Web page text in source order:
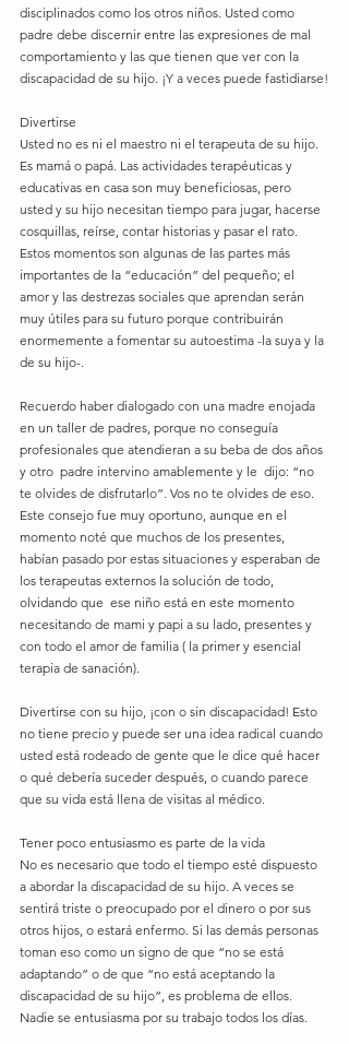
disciplinados como los otros niños. Usted como
padre debe discernir entre las expresiones de mal
comportamiento y las que tienen que ver con la
discapacidad de su hijo. ¡Y a veces puede fastidiarse!
Divertirse
Usted no es ni el maestro ni el terapeuta de su hijo.
Es mamá o papá. Las actividades terapéuticas y
educativas en casa son muy beneficiosas, pero
usted y su hijo necesitan tiempo para jugar, hacerse
cosquillas, reírse, contar historias y pasar el rato.
Estos momentos son algunas de las partes más
importantes de la “educación” del pequeño; el
amor y las destrezas sociales que aprendan serán
muy útiles para su futuro porque contribuirán
enormemente a fomentar su autoestima -la suya y la
de su hijo-.
Recuerdo haber dialogado con una madre enojada
en un taller de padres, porque no conseguía
profesionales que atendieran a su beba de dos años
y otro  padre intervino amablemente y le  dijo: “no
te olvides de disfrutarlo”. Vos no te olvides de eso.
Este consejo fue muy oportuno, aunque en el
momento noté que muchos de los presentes,
habían pasado por estas situaciones y esperaban de
los terapeutas externos la solución de todo,
olvidando que  ese niño está en este momento
necesitando de mami y papi a su lado, presentes y
con todo el amor de familia ( la primer y esencial
terapia de sanación).
Divertirse con su hijo, ¡con o sin discapacidad! Esto
no tiene precio y puede ser una idea radical cuando
usted está rodeado de gente que le dice qué hacer
o qué debería suceder después, o cuando parece
que su vida está llena de visitas al médico.
Tener poco entusiasmo es parte de la vida
No es necesario que todo el tiempo esté dispuesto
a abordar la discapacidad de su hijo. A veces se
sentirá triste o preocupado por el dinero o por sus
otros hijos, o estará enfermo. Si las demás personas
toman eso como un signo de que “no se está
adaptando” o de que “no está aceptando la
discapacidad de su hijo”, es problema de ellos.
Nadie se entusiasma por su trabajo todos los días.